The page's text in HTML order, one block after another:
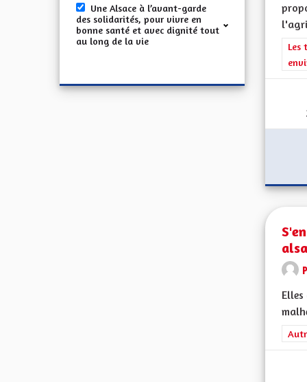
Une Alsace à l’avant-garde
des solidarités, pour vivre en
bonne santé et avec dignité tout
au long de la vie
Les